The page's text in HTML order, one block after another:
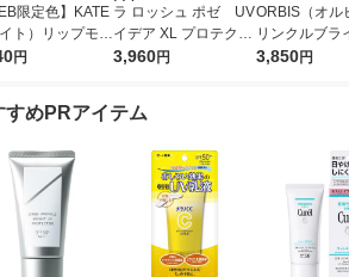
限定色】KATE
イト）リップモン
04 パンプキン
円
ラ ロッシュ ポゼ UV
イデア XL プロテクシ
ョントーンアップ ロ
3,960円
ORBIS（オル
リンクルブラ
プロテクター
3,850円
めPRアイテム